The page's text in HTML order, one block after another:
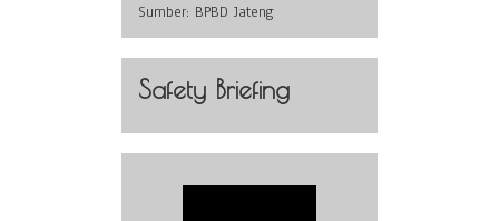
Sumber: BPBD Jateng
Safety Briefing